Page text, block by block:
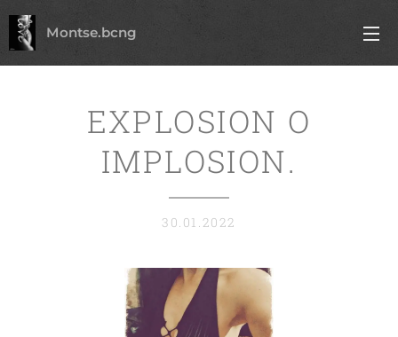
Montse.bcng
EXPLOSION O
IMPLOSION.
30.01.2022